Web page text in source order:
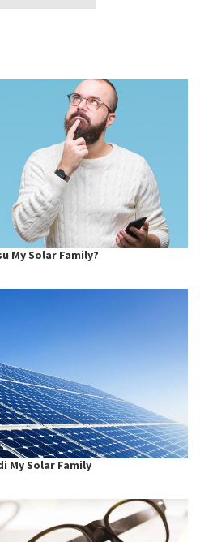
My Solar Family?
Solar Family